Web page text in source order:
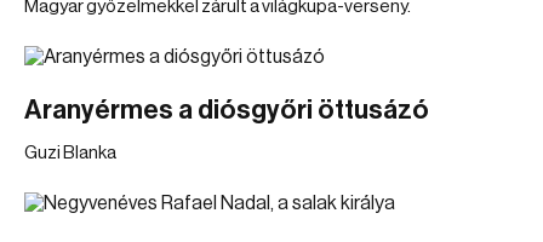
Magyar győzelmekkel zárult a világkupa-verseny.
Aranyérmes a diósgyőri öttusázó
Guzi Blanka